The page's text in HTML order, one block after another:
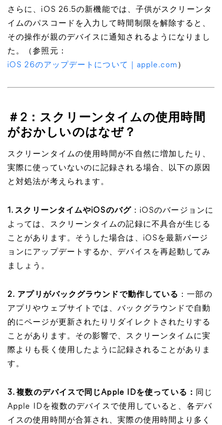
さらに、iOS 26.5の新機能では、子供がスクリーンタ
イムのパスコードを入力して時間制限を解除すると、
その操作が親のデバイスに通知されるようになりまし
た。（参照元：
iOS 26のアップデートについて｜apple.com ）
＃2：スクリーンタイムの使用時間
がおかしいのはなぜ？
スクリーンタイムの使用時間が不自然に増加したり、
実際に使っていないのに記録される場合、以下の原因
と対処法が考えられます。
1. スクリーンタイムやiOSのバグ ：iOSのバージョンに
よっては、スクリーンタイムの記録に不具合が生じる
ことがあります。そうした場合は、iOSを最新バージ
ョンにアップデートするか、デバイスを再起動してみ
ましょう。
2. アプリがバックグラウンドで動作している ：一部の
アプリやウェブサイトでは、バックグラウンドで自動
的にページが更新されたりリダイレクトされたりする
ことがあります。その影響で、スクリーンタイムに実
際よりも長く使用したように記録されることがありま
す。
3. 複数のデバイスで同じApple IDを使っている：
同じ
Apple IDを複数のデバイスで使用していると、各デバ
イスの使用時間が合算され、実際の使用時間より多く